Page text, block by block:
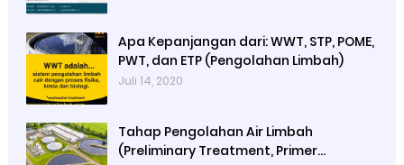
Apa Kepanjangan dari: WWT, STP, POME,
PWT, dan ETP (Pengolahan Limbah)
Juli 14, 2020
Tahap Pengolahan Air Limbah
(Preliminary Treatment, Primer